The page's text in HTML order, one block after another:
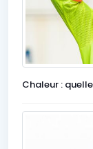
Chaleur :